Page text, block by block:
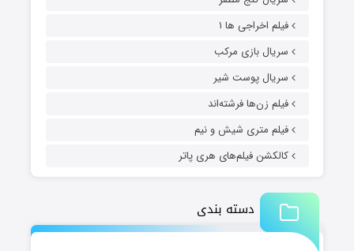
فیلم اخراجی ها ۱
سریال بازی مرکب
سریال پوست شیر
فیلم زن‌ها فرشته‌اند
فیلم متری شیش و نیم
کالکشن فیلم‌های هری پاتر
دسته بندی